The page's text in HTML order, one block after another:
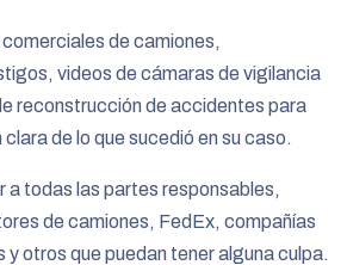
de camiones,
videos de cámaras de vigilancia
reconstrucción de accidentes para
de lo que sucedió en su caso.
a todas las partes responsables,
de camiones, FedEx, compañías
otros que puedan tener alguna culpa.